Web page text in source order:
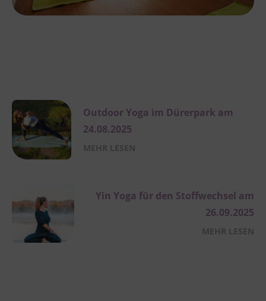
Outdoor Yoga im Dürerpark am
24.08.2025
Yin Yoga für den Stoffwechsel am
26.09.2025